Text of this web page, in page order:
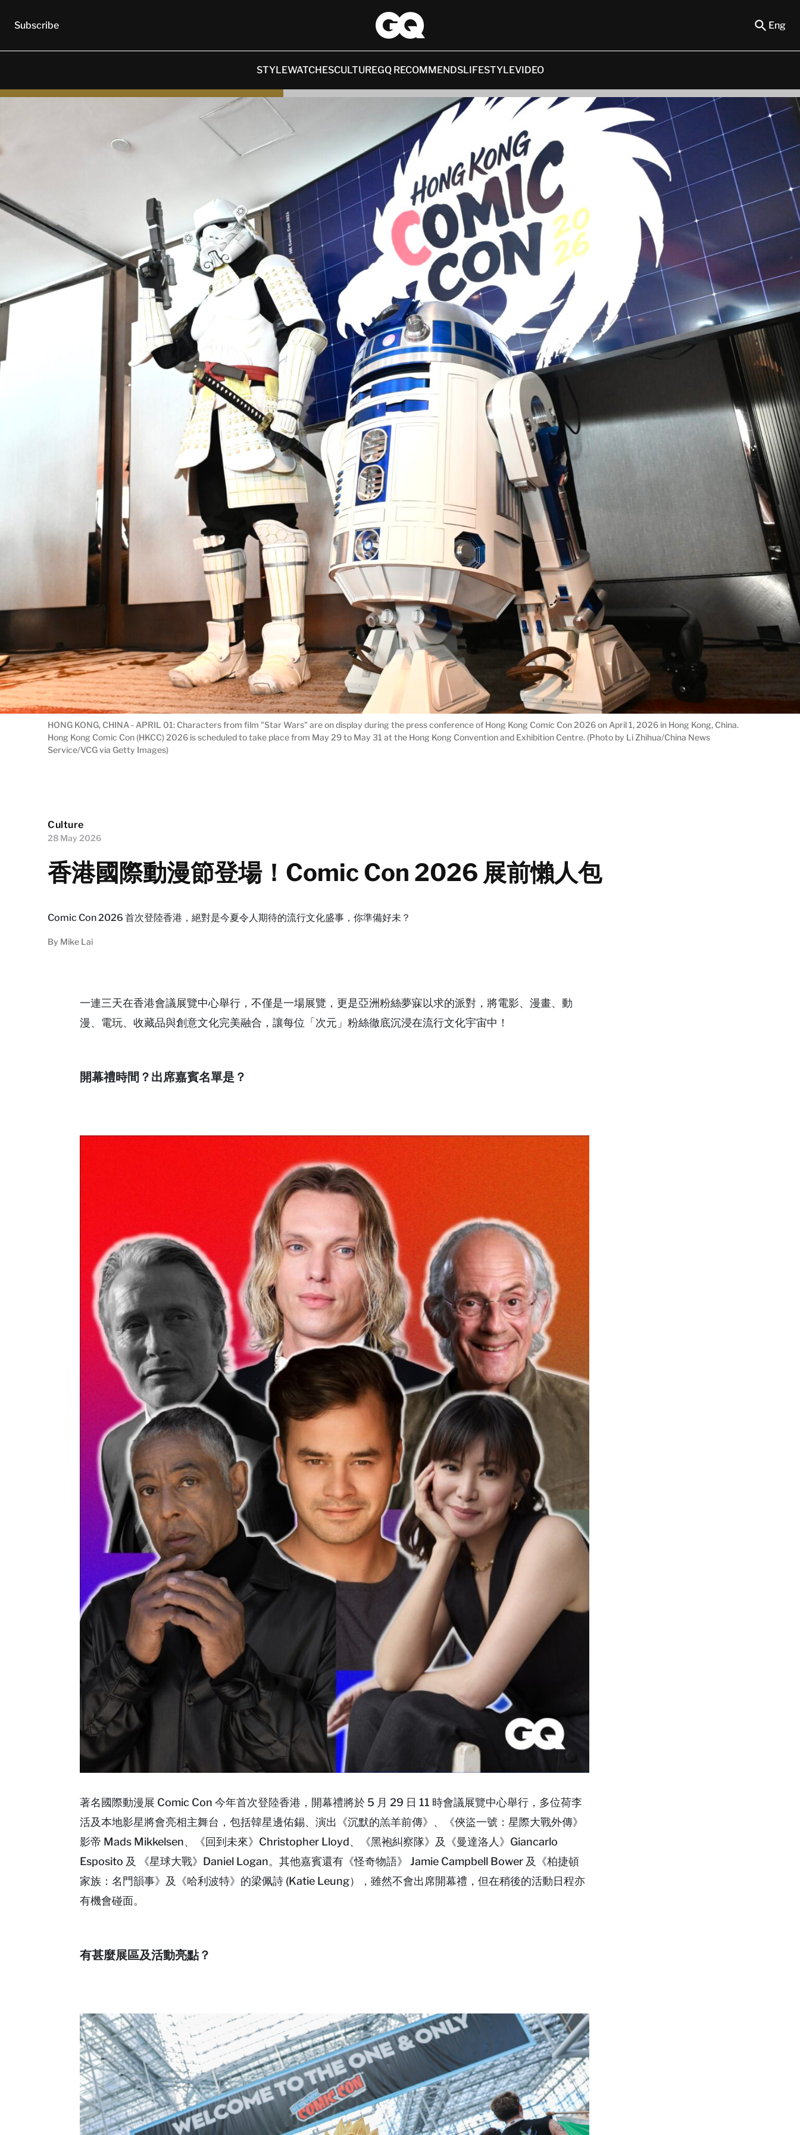
Subscribe Eng
STYLEWATCHESCULTUREGQ RECOMMENDSLIFESTYLEVIDEO
HONG KONG, CHINA - APRIL 01: Characters from film "Star Wars" are on display during the press conference of Hong Kong Comic Con 2026 on April 1, 2026 in Hong Kong, China.
Hong Kong Comic Con (HKCC) 2026 is scheduled to take place from May 29 to May 31 at the Hong Kong Convention and Exhibition Centre. (Photo by Li Zhihua/China News
Service/VCG via Getty Images)
Culture
28 May 2026
香港國際動漫節登場！Comic Con 2026 展前懶人包
Comic Con 2026 首次登陸香港，絕對是今夏令人期待的流行文化盛事，你準備好未？
By Mike Lai
一連三天在香港會議展覽中心舉行，不僅是一場展覽，更是亞洲粉絲夢寐以求的派對，將電影、漫畫、動
漫、電玩、收藏品與創意文化完美融合，讓每位「次元」粉絲徹底沉浸在流行文化宇宙中！
開幕禮時間？出席嘉賓名單是？
著名國際動漫展 Comic Con 今年首次登陸香港，開幕禮將於 5 月 29 日 11 時會議展覽中心舉行，多位荷李
活及本地影星將會亮相主舞台，包括韓星邊佑錫、演出《沉默的羔羊前傳》、《俠盜一號：星際大戰外傳》
影帝 Mads Mikkelsen、《回到未來》Christopher Lloyd、《黑袍糾察隊》及《曼達洛人》Giancarlo
Esposito 及 《星球大戰》Daniel Logan。其他嘉賓還有《怪奇物語》 Jamie Campbell Bower 及《柏捷頓
家族：名門韻事》及《哈利波特》的梁佩詩 (Katie Leung），雖然不會出席開幕禮，但在稍後的活動日程亦
有機會碰面。
有甚麼展區及活動亮點？